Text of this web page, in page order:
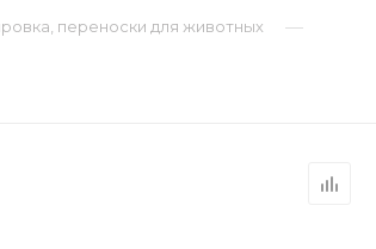
переноски для животных —